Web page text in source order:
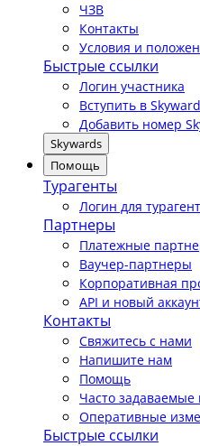
ЧЗВ
Контакты
Условия и
Быстрые ссылки
Логин участника
Вступить в
Добавить номер
Skywards
Помощь
Турагенты
Логин для
Партнеры
Платежные
Ваучер-партнеры
Корпоративная
API и новый
Контакты
Свяжитесь с нами
Напишите нам
Помощь
Часто задаваемые
Оперативные
Быстрые ссылки